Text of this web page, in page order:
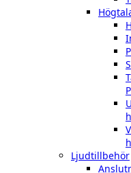
Ljudtillbehör